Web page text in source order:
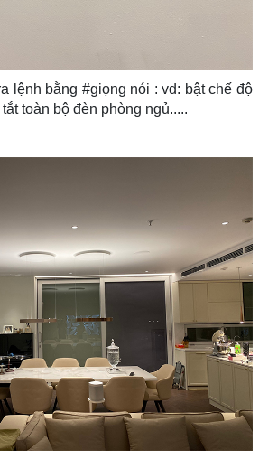
lệnh bằng #giọng nói : vd: bật chế độ
toàn bộ đèn phòng ngủ.....